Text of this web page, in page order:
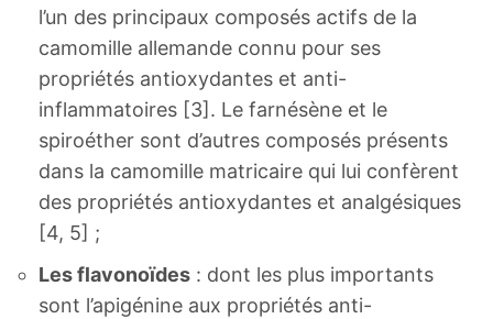
l’un des principaux composés actifs de la
camomille allemande connu pour ses
propriétés antioxydantes et anti-
inflammatoires [3]. Le farnésène et le
spiroéther sont d’autres composés présents
dans la camomille matricaire qui lui confèrent
des propriétés antioxydantes et analgésiques
[4, 5] ;
Les flavonoïdes : dont les plus importants
sont l’apigénine aux propriétés anti-